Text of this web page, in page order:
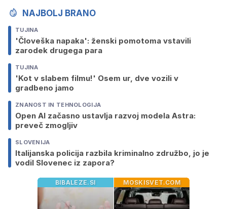
NAJBOLJ BRANO
TUJINA
'Človeška napaka': ženski pomotoma vstavili
zarodek drugega para
TUJINA
'Kot v slabem filmu!' Osem ur, dve vozili v
gradbeno jamo
ZNANOST IN TEHNOLOGIJA
Open AI začasno ustavlja razvoj modela Astra:
preveč zmogljiv
SLOVENIJA
Italijanska policija razbila kriminalno združbo, jo je
vodil Slovenec iz zapora?
BIBALEZE.SI MOSKISVET.COM